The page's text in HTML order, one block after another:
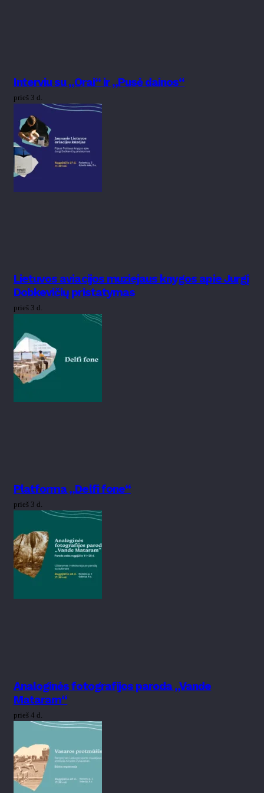
Interviu su „Orai“ ir „Pusė dainos“
prieš 3 d.
Lietuvos aviacijos muziejaus knygos apie Jurgį
Dobkevičių pristatymas
prieš 3 d.
Platforma „Delfi fone“
prieš 3 d.
Analoginės fotografijos paroda „Vande
Mataram“
prieš 4 d.